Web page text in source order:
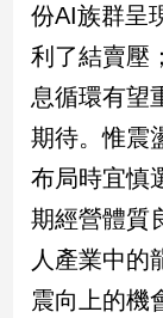
份AI族群呈
利了結賣壓
息循環有望
期待。惟震
布局時宜慎
期經營體質
人產業中的
震向上的機